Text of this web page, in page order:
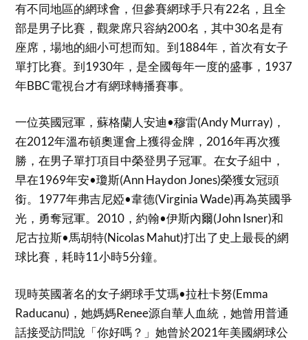
有不同地區的網球會，但參賽網球手只有22名，且全
部是男子比賽，觀衆席只容納200名，其中30名是有
座席，場地的細小可想而知。到1884年，首次有女子
單打比賽。到1930年，是全國每年一度的盛事，1937
年BBC電視台才有網球轉播賽事。
一位英國冠軍，蘇格蘭人安迪•穆雷(Andy Murray)，
在2012年溫布頓奧運會上獲得金牌，2016年再次獲
勝，在男子單打項目中榮登男子冠軍。在女子組中，
早在1969年安•瓊斯(Ann Haydon Jones)榮獲女冠頭
銜。1977年弗吉尼婭•韋德(Virginia Wade)再為英國爭
光，勇奪冠軍。2010，約翰•伊斯內爾(John Isner)和
尼古拉斯•馬胡特(Nicolas Mahut)打出了史上最長的網
球比賽，耗時11小時5分鐘。
現時英國著名的女子網球手艾瑪•拉杜卡努(Emma
Raducanu)，她媽媽Renee源自華人血統，她曾用普通
話接受訪問說「你好嗎？」她曾於2021年美國網球公